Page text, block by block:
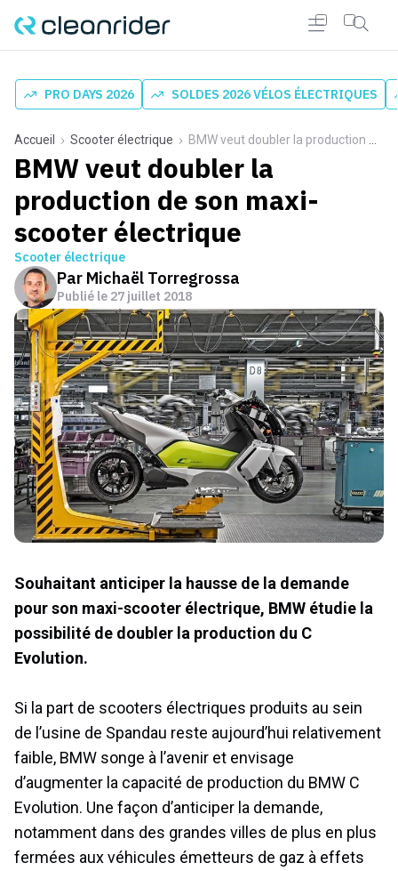
PRO DAYS 2026 SOLDES 2026 VÉLOS ÉLECTRIQUES
Accueil Scooter électrique BMW veut doubler la production de son maxi-scooter électrique
BMW veut doubler la
production de son maxi-
scooter électrique
Scooter électrique
Par Michaël Torregrossa
Publié le 27 juillet 2018
Souhaitant anticiper la hausse de la demande
pour son maxi-scooter électrique, BMW étudie la
possibilité de doubler la production du C
Evolution.
Si la part de scooters électriques produits au sein
de l’usine de Spandau reste aujourd’hui relativement
faible, BMW songe à l’avenir et envisage
d’augmenter la capacité de production du BMW C
Evolution. Une façon d’anticiper la demande,
notamment dans des grandes villes de plus en plus
fermées aux véhicules émetteurs de gaz à effets